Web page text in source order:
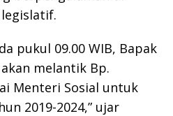
pukul 09.00 WIB, Bapak
melantik Bp.
Menteri Sosial untuk
2019-2024,” ujar